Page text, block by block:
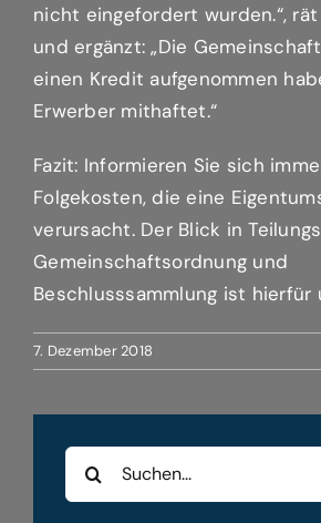
nicht eingefordert wurden.“, rät
und ergänzt: „Die
einen Kredit aufgenommen
Erwerber mithaftet.“
Fazit: Informieren Sie sich
Folgekosten, die eine
verursacht. Der Blick in
Gemeinschaftsordnung und
Beschlusssammlung ist hierfür
7. Dezember 2018
Suche
nach: